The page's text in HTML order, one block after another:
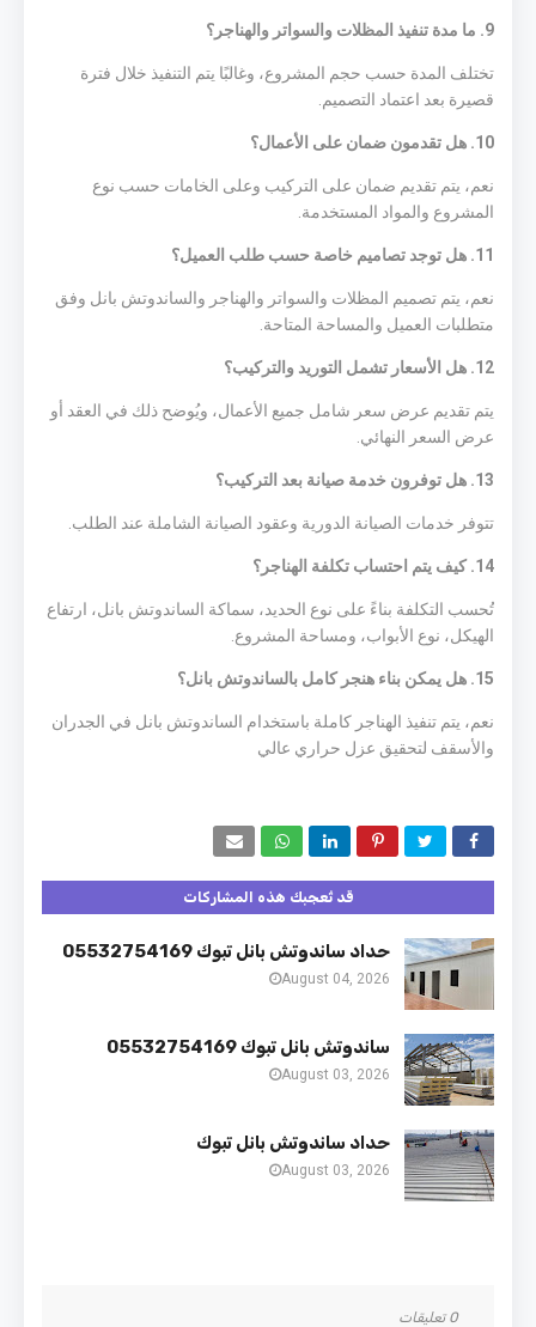
9. ما مدة تنفيذ المظلات والسواتر والهناجر؟
تختلف المدة حسب حجم المشروع، وغالبًا يتم التنفيذ خلال فترة
قصيرة بعد اعتماد التصميم.
10. هل تقدمون ضمان على الأعمال؟
نعم، يتم تقديم ضمان على التركيب وعلى الخامات حسب نوع
المشروع والمواد المستخدمة.
11. هل توجد تصاميم خاصة حسب طلب العميل؟
نعم، يتم تصميم المظلات والسواتر والهناجر والساندوتش بانل وفق
متطلبات العميل والمساحة المتاحة.
12. هل الأسعار تشمل التوريد والتركيب؟
يتم تقديم عرض سعر شامل جميع الأعمال، ويُوضح ذلك في العقد أو
عرض السعر النهائي.
13. هل توفرون خدمة صيانة بعد التركيب؟
تتوفر خدمات الصيانة الدورية وعقود الصيانة الشاملة عند الطلب.
14. كيف يتم احتساب تكلفة الهناجر؟
تُحسب التكلفة بناءً على نوع الحديد، سماكة الساندوتش بانل، ارتفاع
الهيكل، نوع الأبواب، ومساحة المشروع.
15. هل يمكن بناء هنجر كامل بالساندوتش بانل؟
نعم، يتم تنفيذ الهناجر كاملة باستخدام الساندوتش بانل في الجدران
والأسقف لتحقيق عزل حراري عالي
قد تُعجبك هذه المشاركات
حداد ساندوتش بانل تبوك 05532754169
August 04, 2026
ساندوتش بانل تبوك 05532754169
August 03, 2026
حداد ساندوتش بانل تبوك
August 03, 2026
0 تعليقات